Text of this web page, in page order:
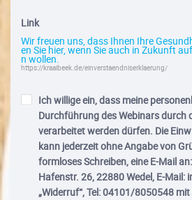
Link
Wir freuen uns, dass Ihnen Ihre
en Sie hier, wenn Sie auch in Zukunft
n wollen.
https://kraaibeek.de/einverstaendniserklaerung/
Ich willige ein, dass meine
Durchführung des Webinars durch
verarbeitet werden dürfen. Die
kann jederzeit ohne Angabe von
formloses Schreiben, eine E-Mail
Hafenstr. 26, 22880 Wedel, E-Mail:
„Widerruf“, Tel: 04101/8050548